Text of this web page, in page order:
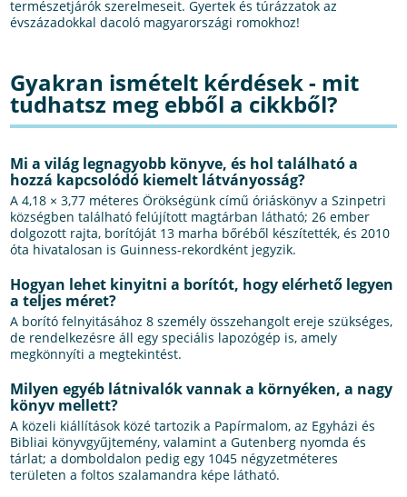
természetjárók szerelmeseit. Gyertek és túrázzatok az
évszázadokkal dacoló magyarországi romokhoz!
Gyakran ismételt kérdések - mit
tudhatsz meg ebből a cikkből?
Mi a világ legnagyobb könyve, és hol található a
hozzá kapcsolódó kiemelt látványosság?
A 4,18 × 3,77 méteres Örökségünk című óriáskönyv a Szinpetri
községben található felújított magtárban látható; 26 ember
dolgozott rajta, borítóját 13 marha bőréből készítették, és 2010
óta hivatalosan is Guinness-rekordként jegyzik.
Hogyan lehet kinyitni a borítót, hogy elérhető legyen
a teljes méret?
A borító felnyitásához 8 személy összehangolt ereje szükséges,
de rendelkezésre áll egy speciális lapozógép is, amely
megkönnyíti a megtekintést.
Milyen egyéb látnivalók vannak a környéken, a nagy
könyv mellett?
A közeli kiállítások közé tartozik a Papírmalom, az Egyházi és
Bibliai könyvgyűjtemény, valamint a Gutenberg nyomda és
tárlat; a domboldalon pedig egy 1045 négyzetméteres
területen a foltos szalamandra képe látható.